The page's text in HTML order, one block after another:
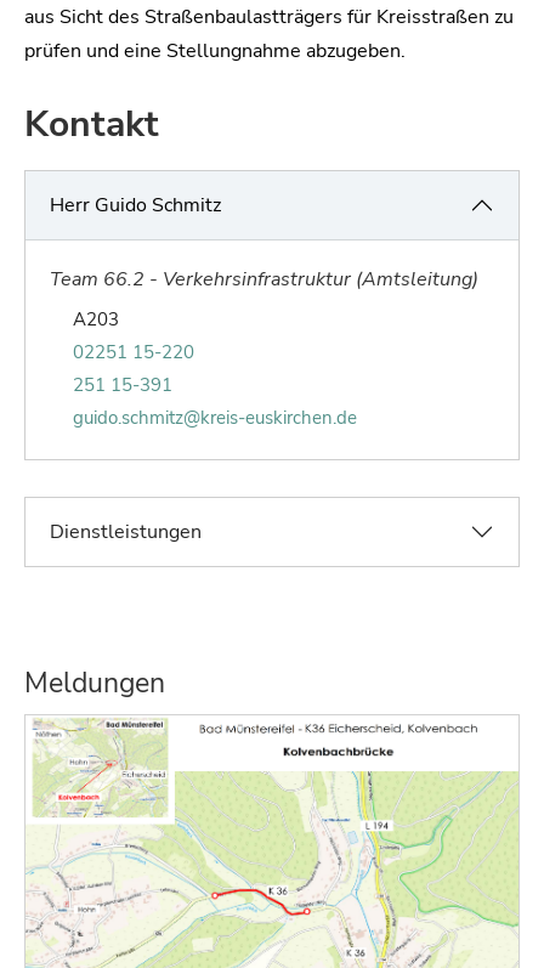
aus Sicht des Straßenbaulastträgers für Kreisstraßen zu
prüfen und eine Stellungnahme abzugeben.
Kontakt
Herr Guido Schmitz
Team 66.2 - Verkehrsinfrastruktur (Amtsleitung)
A203Raum von Guido Schmitz:
02251 15-220Telefonnummer von Guido Schmitz:
251 15-391Faxnummer von Guido Schmitz:
E-Mail von Guido Schmitz:
guido.schmitz@kreis-euskirchen.de
Dienstleistungen
Meldungen